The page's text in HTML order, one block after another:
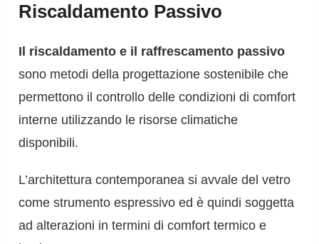
Riscaldamento Passivo
Il riscaldamento e il raffrescamento passivo
sono metodi della progettazione sostenibile che
permettono il controllo delle condizioni di comfort
interne utilizzando le risorse climatiche
disponibili.
L’architettura contemporanea si avvale del vetro
come strumento espressivo ed è quindi soggetta
ad alterazioni in termini di comfort termico e